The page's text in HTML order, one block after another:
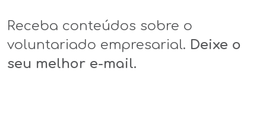
Receba conteúdos sobre o
voluntariado empresarial. Deixe o
seu melhor e-mail.